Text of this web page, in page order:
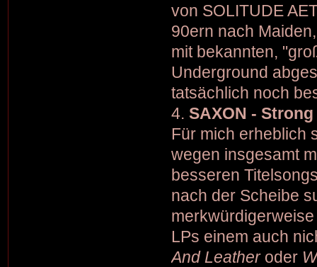
von SOLITUDE
90ern nach
mit bekannten,
Underground
tatsächlich noch
4.SAXON -
Für mich erheblich
wegen insgesamt
besseren
nach der Scheibe
LPs einem auch
And Leatheroder